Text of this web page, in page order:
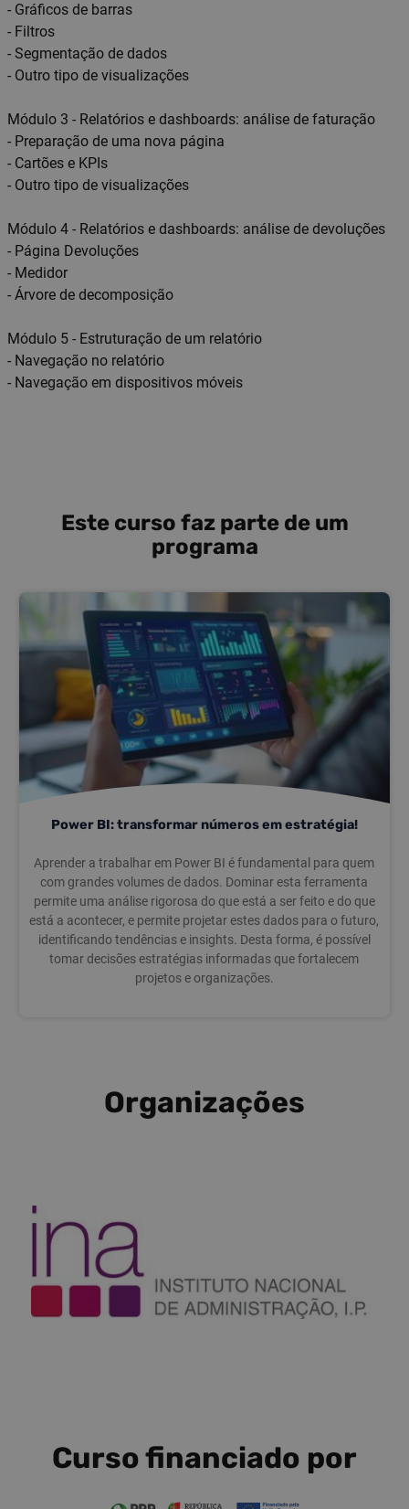
- Gráficos de barras
- Filtros
- Segmentação de dados
- Outro tipo de visualizações
Módulo 3 - Relatórios e dashboards: análise de faturação
- Preparação de uma nova página
- Cartões e KPIs
- Outro tipo de visualizações
Módulo 4 - Relatórios e dashboards: análise de devoluções
- Página Devoluções
- Medidor
- Árvore de decomposição
Módulo 5 - Estruturação de um relatório
- Navegação no relatório
- Navegação em dispositivos móveis
Este curso faz parte de um
programa
Power BI: transformar números em estratégia!
Aprender a trabalhar em Power BI é fundamental para quem
com grandes volumes de dados. Dominar esta ferramenta
permite uma análise rigorosa do que está a ser feito e do que
está a acontecer, e permite projetar estes dados para o futuro,
identificando tendências e insights. Desta forma, é possível
tomar decisões estratégias informadas que fortalecem
projetos e organizações.
Organizações
Curso financiado por